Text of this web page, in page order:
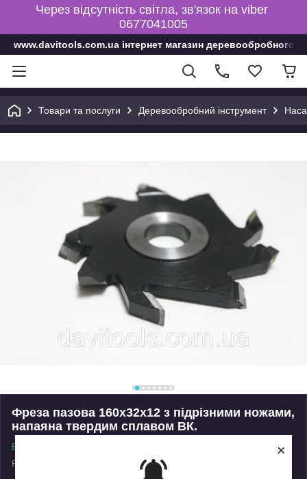
×
Через відсутність світла, зв'язок на viber
0677041005
www.davitools.com.ua інтернет магазин деревообробного
Товари та послуги Деревообробний інструмент
Фреза пазова 160x32x12 з підрізними ножами,
напаяна твердим сплавом ВК.
В наявності
Роздріб